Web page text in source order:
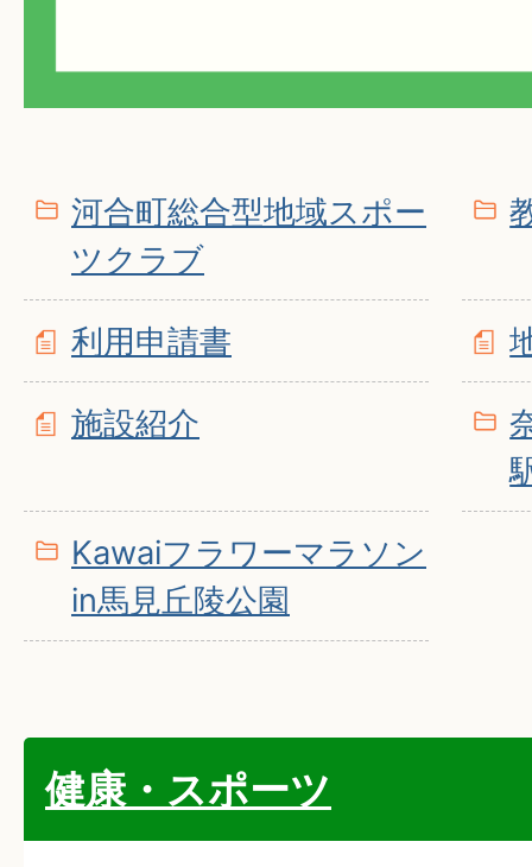
河合町総合型地域スポー
ツクラブ
利用申請書
施設紹介
Kawaiフラワーマラソン
in馬見丘陵公園
健康・スポーツ